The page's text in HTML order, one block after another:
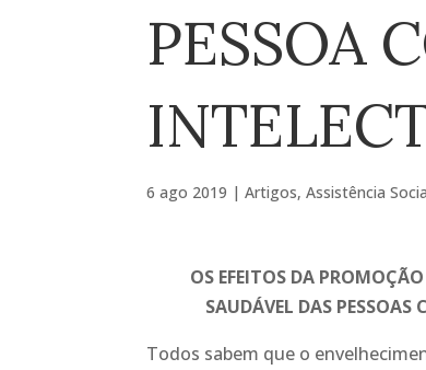
PESSOA
6 ago 2019 |Artigos,Assistência
OS EFEITOS DA
SAUDÁVEL DAS
Todos sabem que o